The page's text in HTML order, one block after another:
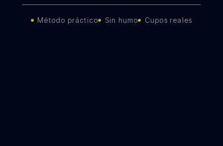
Método práctico Sin humo Cupos reales